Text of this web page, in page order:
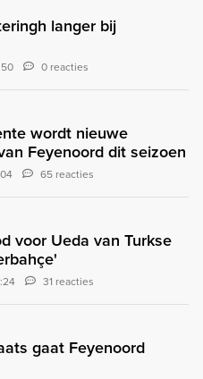
langer bij
0 reacties
wordt nieuwe
Feyenoord dit seizoen
65 reacties
voor Ueda van Turkse
31 reacties
gaat Feyenoord